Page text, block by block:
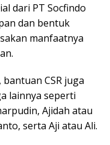
dari PT Socfindo
dan bentuk
manfaatnya
CSR juga
lainnya seperti
Ajidah atau
serta Aji atau Ali.